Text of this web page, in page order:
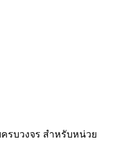
รบวงจร สำหรับหน่วย